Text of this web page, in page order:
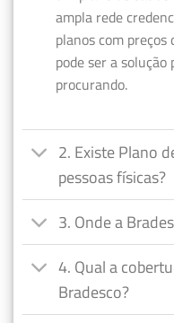
ampla rede
planos com
pode ser a
procurando.
2. Existe Plano
pessoas físicas?
3. Onde a
4. Qual a
Bradesco?